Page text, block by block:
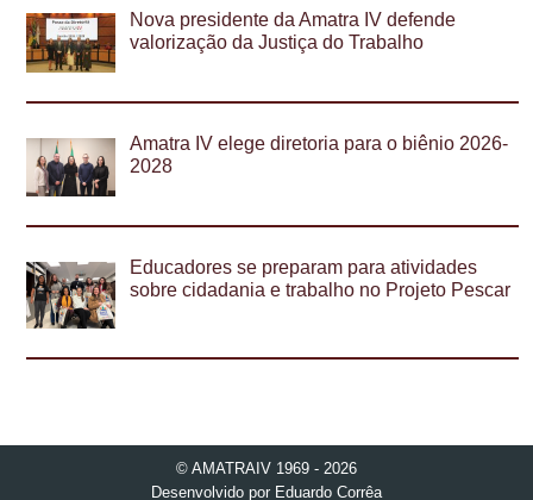
Nova presidente da Amatra IV defende
valorização da Justiça do Trabalho
Amatra IV elege diretoria para o biênio 2026-
2028
Educadores se preparam para atividades
sobre cidadania e trabalho no Projeto Pescar
© AMATRAIV 1969 - 2026
Desenvolvido por Eduardo Corrêa